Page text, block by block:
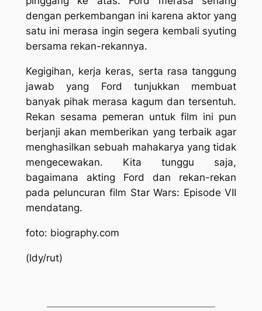
dengan perkembangan ini karena aktor yang
satu ini merasa ingin segera kembali syuting
bersama rekan-rekannya.
Kegigihan, kerja keras, serta rasa tanggung
jawab yang Ford tunjukkan membuat
banyak pihak merasa kagum dan tersentuh.
Rekan sesama pemeran untuk film ini pun
berjanji akan memberikan yang terbaik agar
menghasilkan sebuah mahakarya yang tidak
mengecewakan. Kita tunggu saja,
bagaimana akting Ford dan rekan-rekan
pada peluncuran film Star Wars: Episode VII
mendatang.
foto: biography.com
(ldy/rut)